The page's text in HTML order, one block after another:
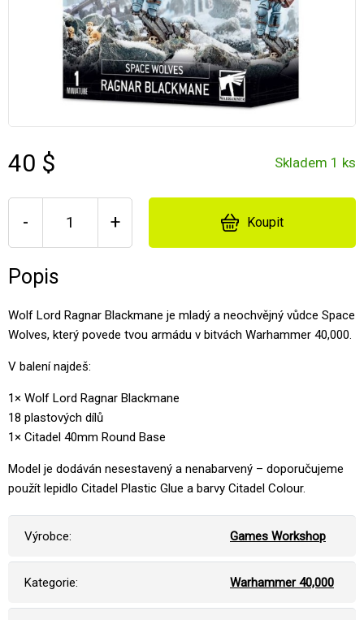
40 $ Skladem 1 ks
- + Koupit
Popis
Wolf Lord Ragnar Blackmane je mladý a neochvějný vůdce Space
Wolves, který povede tvou armádu v bitvách Warhammer 40,000.
V balení najdeš:
1× Wolf Lord Ragnar Blackmane
18 plastových dílů
1× Citadel 40mm Round Base
Model je dodáván nesestavený a nenabarvený – doporučujeme
použít lepidlo Citadel Plastic Glue a barvy Citadel Colour.
Výrobce: Games Workshop
Kategorie: Warhammer 40,000